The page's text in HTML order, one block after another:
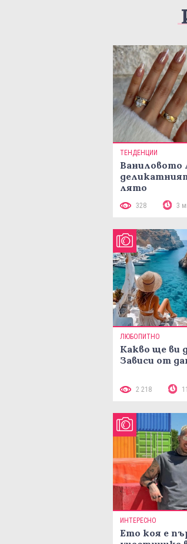
ТЕНДЕНЦИИ
Ваниловото
лято
328 3
ЛЮБОПИТНО
Какво ще ви
Зависи от
2 218
ИНТЕРЕСНО
Ето коя е